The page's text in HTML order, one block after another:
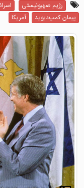
رژیم صهیونیستی اسرائیل
پیمان کمپ‌دیوید
آمریکا